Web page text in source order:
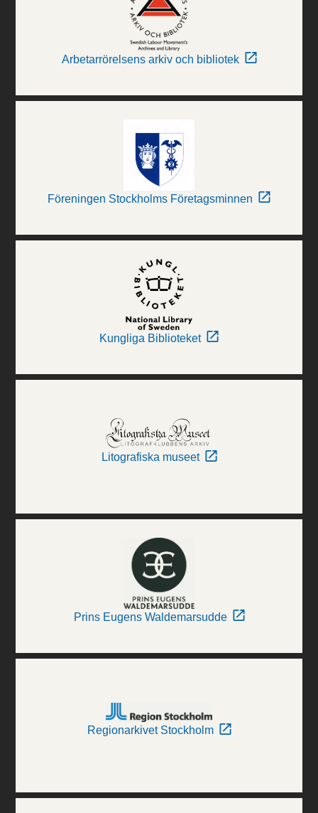
Arbetarrörelsens arkiv och bibliotek
Föreningen Stockholms Företagsminnen
Kungliga Biblioteket
Litografiska museet
Prins Eugens Waldemarsudde
Regionarkivet Stockholm